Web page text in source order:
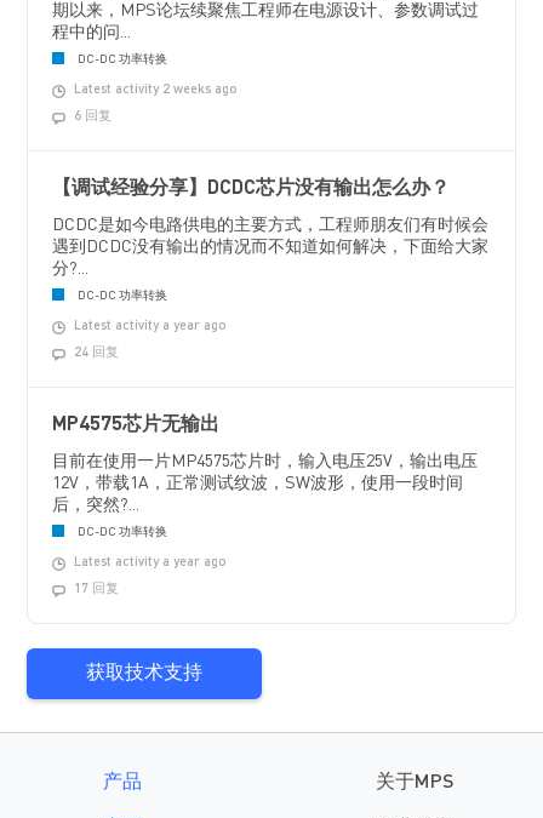
期以来，MPS论坛续聚焦工程师在电源设计、参数调试过
程中的问...
DC-DC 功率转换
Latest activity 2 weeks ago
6 回复
【调试经验分享】DCDC芯片没有输出怎么办？
DCDC是如今电路供电的主要方式，工程师朋友们有时候会
遇到DCDC没有输出的情况而不知道如何解决，下面给大家
分?...
DC-DC 功率转换
Latest activity a year ago
24 回复
MP4575芯片无输出
目前在使用一片MP4575芯片时，输入电压25V，输出电压
12V，带载1A，正常测试纹波，SW波形，使用一段时间
后，突然?...
DC-DC 功率转换
Latest activity a year ago
17 回复
获取技术支持
产品 关于MPS